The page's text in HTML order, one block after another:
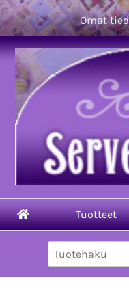
Omat
Tuotteet